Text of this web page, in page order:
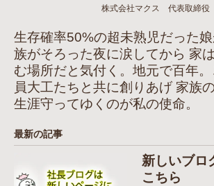
株式会社マクス 代表取締役
生存確率50%の超未熟児だった
族がそろった夜に涙してから 家
む場所だと気付く。地元で百年
員大工たちと共に創りあげ 家族
生涯守ってゆくのが私の使命。
最新の記事
新しいブロ
こちら